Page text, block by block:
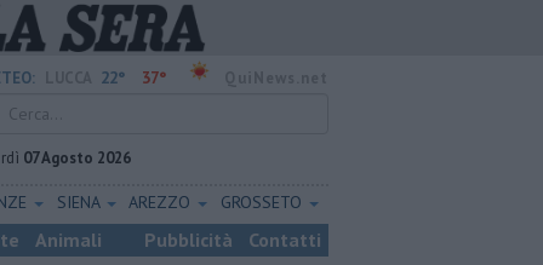
22° 37°
07 Agosto 2026
SIENA AREZZO GROSSETO
Animali Pubblicità Contatti